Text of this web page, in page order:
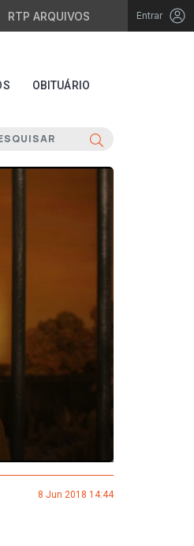
RTP ARQUIVOS Entrar
OBITUÁRIO
8 Jun 2018 14:44